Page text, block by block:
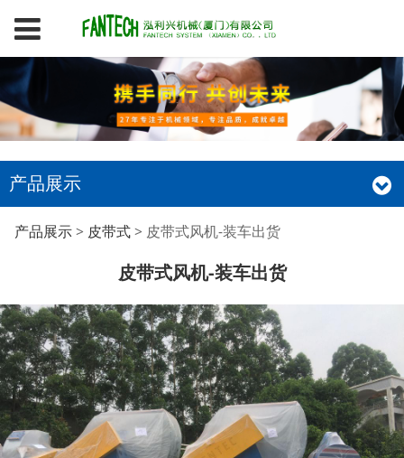
产品展示
皮带式风机-装车出货
产品展示> 皮带式> 皮带式风机-装车出货
皮带式风机-装车出货